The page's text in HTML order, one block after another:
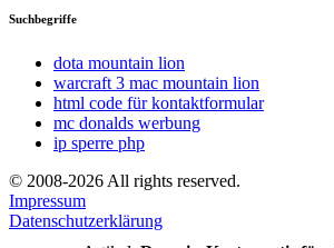
Suchbegriffe
dota mountain lion
warcraft 3 mac mountain lion
html code für kontaktformular
mc donalds werbung
ip sperre php
© 2008-2026 All rights reserved.
Impressum
Datenschutzerklärung